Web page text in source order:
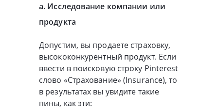
а. Исследование компании или
продукта
Допустим, вы продаете страховку,
высококонкурентный продукт. Если
ввести в поисковую строку Pinterest
слово «Страхование» (Insurance), то
в результатах вы увидите такие
пины, как эти: